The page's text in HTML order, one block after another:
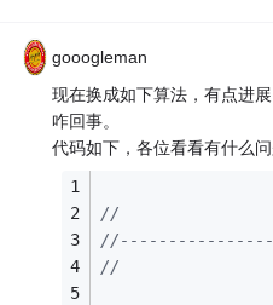
gooogleman
现在换成如下算法，有点进
咋回事。
代码如下，各位看看有什么问
//
//